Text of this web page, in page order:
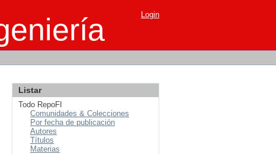
Login
Listar
Todo RepoFI
Comunidades & Colecciones
Por fecha de publicación
Autores
Títulos
Materias